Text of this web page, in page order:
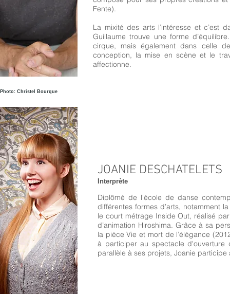
JOANIE DESCHATELETS
Interprète​
Diplômé de l'école de danse
différentes formes d’arts, notamment
le court métrage Inside Out, réalisé
d’animation Hiroshima. Grâce à sa
la pièce Vie et mort de l’élégance
à participer au spectacle
parallèle à ses projets, Joanie
Fente).
La mixité des arts l’intéresse et c’est
Guillaume trouve une forme
cirque, mais également dans celle
conception, la mise en scène et le
affectionne.
Photo: Christel Bourque